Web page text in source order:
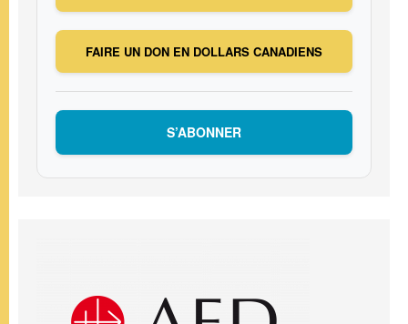
FAIRE UN DON EN DOLLARS CANADIENS
S’ABONNER